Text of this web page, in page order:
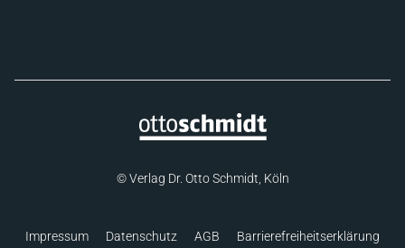
© Verlag Dr. Otto Schmidt, Köln
Impressum Datenschutz AGB Barrierefreiheitserklärung